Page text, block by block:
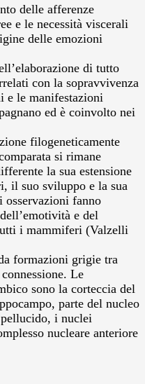
delle afferenze
e le necessità viscerali
delle emozioni
di tutto
con la sopravvivenza
e le manifestazioni
ed è coinvolto nei
filogeneticamente
si rimane
la sua estensione
il suo sviluppo e la sua
fanno
e del
i mammiferi (Valzelli
formazioni grigie tra
Le
sono la corteccia del
parte del nucleo
i nuclei
nucleare anteriore